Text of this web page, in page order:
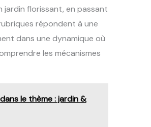
jardin florissant, en passant
répondent à une
dans une dynamique où
les mécanismes
le thème : jardin &